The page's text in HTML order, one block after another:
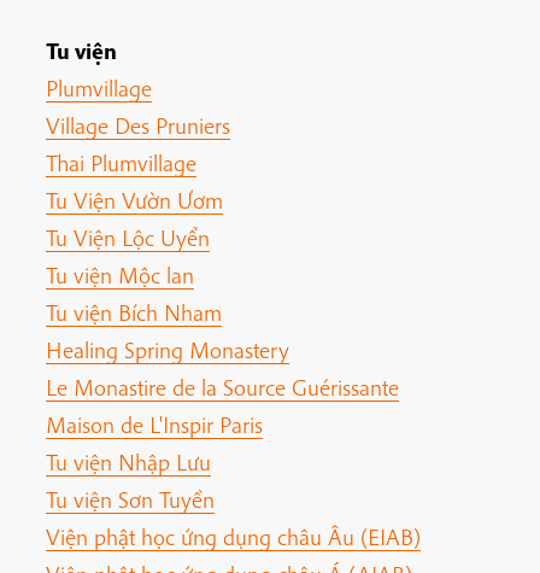
Tu viện
Plumvillage
Village Des Pruniers
Thai Plumvillage
Tu Viện Vườn Ươm
Tu Viện Lộc Uyển
Tu viện Mộc lan
Tu viện Bích Nham
Healing Spring Monastery
Le Monastire de la Source Guérissante
Maison de L'Inspir Paris
Tu viện Nhập Lưu
Tu viện Sơn Tuyền
Viện phật học ứng dụng châu Âu (EIAB)